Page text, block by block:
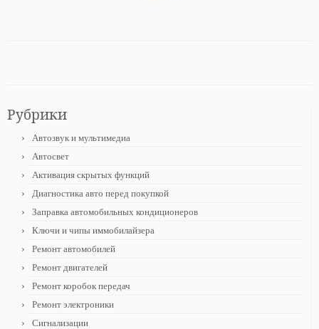
Рубрики
Автозвук и мультимедиа
Автосвет
Активация скрытых функций
Диагностика авто перед покупкой
Заправка автомобильных кондиционеров
Ключи и чипы иммобилайзера
Ремонт автомобилей
Ремонт двигателей
Ремонт коробок передач
Ремонт электроники
Сигнализации